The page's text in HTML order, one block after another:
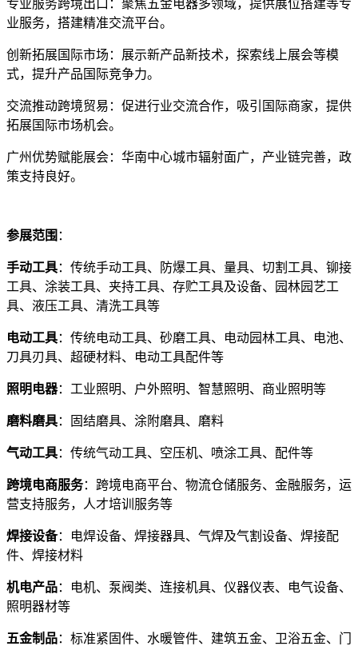
专业服务跨境出口：聚焦五金电器多领域，提供展位搭建等专
业服务，搭建精准交流平台。
创新拓展国际市场：展示新产品新技术，探索线上展会等模
式，提升产品国际竞争力。
交流推动跨境贸易：促进行业交流合作，吸引国际商家，提供
拓展国际市场机会。
广州优势赋能展会：华南中心城市辐射面广，产业链完善，政
策支持良好。
参展范围 ：
手动工具：传统手动工具、防爆工具、量具、切割工具、铆接
工具、涂装工具、夹持工具、存贮工具及设备、园林园艺工
具、液压工具、清洗工具等
电动工具：传统电动工具、砂磨工具、电动园林工具、电池、
刀具刃具、超硬材料、电动工具配件等
照明电器：工业照明、户外照明、智慧照明、商业照明等
磨料磨具：固结磨具、涂附磨具、磨料
气动工具：传统气动工具、空压机、喷涂工具、配件等
跨境电商服务：跨境电商平台、物流仓储服务、金融服务，运
营支持服务，人才培训服务等
焊接设备：电焊设备、焊接器具、气焊及气割设备、焊接配
件、焊接材料
机电产品：电机、泵阀类、连接机具、仪器仪表、电气设备、
照明器材等
五金制品：标准紧固件、水暖管件、建筑五金、卫浴五金、门